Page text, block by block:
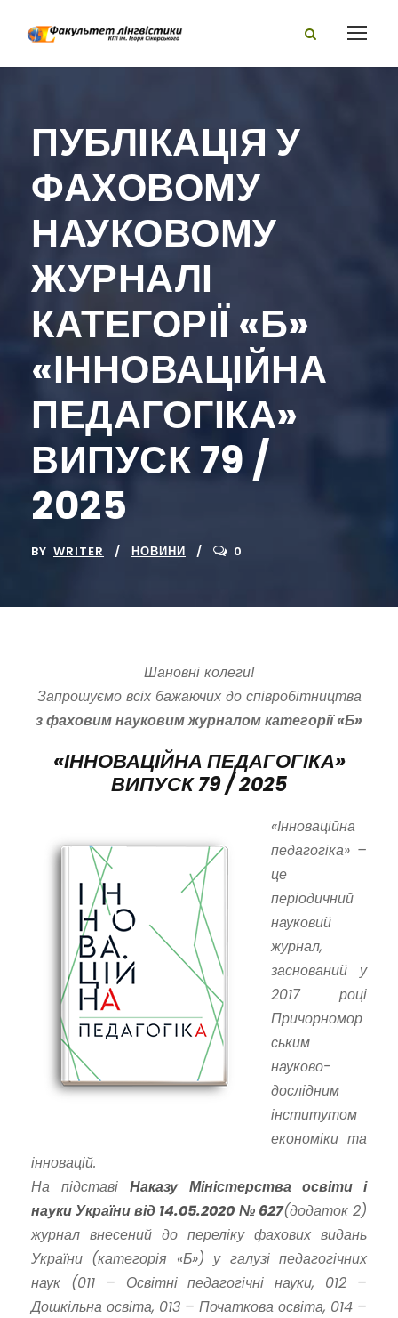
ПУБЛІКАЦІЯ У
ФАХОВОМУ
НАУКОВОМУ
ЖУРНАЛІ
КАТЕГОРІЇ «Б»
«ІННОВАЦІЙНА
ПЕДАГОГІКА»
ВИПУСК 79 /
2025
BY WRITER НОВИНИ 0
Шановні колеги!
Запрошуємо всіх бажаючих до співробітництва
з фаховим науковим журналом категорії «Б»
«ІННОВАЦІЙНА ПЕДАГОГІКА»
ВИПУСК 79 / 2025
«Інноваційна
педагогіка» –
це
періодичний
науковий
журнал,
заснований у
2017 році
Причорномор
ським
науково-
дослідним
інститутом
економіки та
інновацій.
На підставіНаказу Міністерства освіти і
науки України від 14.05.2020 № 627(додаток 2)
журнал внесений до переліку фахових видань
України (категорія «Б») у галузі педагогічних
наук (011 – Освітні педагогічні науки, 012 –
Дошкільна освіта, 013 – Початкова освіта, 014 –